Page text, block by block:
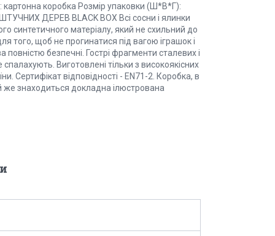
картонна коробка Розмір упаковки (Ш*В*Г):
ДЕРЕВ BLACK BOX Всі сосни і ялинки
синтетичного матеріалу, який не схильний до
того, щоб не прогинатися під вагою іграшок і
безпечні. Гострі фрагменти сталевих і
Виготовлені тільки з високоякісних
Сертифікат відповідності - EN71-2. Коробка, в
же знаходиться докладна ілюстрована